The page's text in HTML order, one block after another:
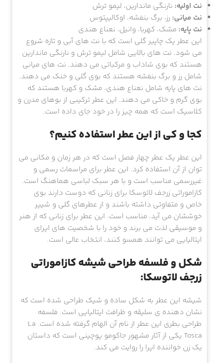
نت اولیه: نارنگی ماندارین، لیمو ترش
نت میانی: رز، برگ بنفشه، اوکالیپتوس
نت پایه: مشک، کهربا، وانیل، نعناع هندی
این عطر یک چاپیر گلی است که با نت های آبی و تازه شروع
می شود. نت های بالایی شامل لیمو ترش و نارنگی ماندارین
هستند که بوی شاداب و مرکباتی می دهند. نت های میانی
شامل رز و برگ بنفشه هستند که بوی گلی و خنک می دهند.
نت های پایه شامل نعناع هندی، مشک و کهربا هستند که
بوی گرم و خاکی می دهند. این عطر ترکیبی از بوهای مدرن و
کلاسیک است که همه چیز را در خود جای داده است.
کجا و کی از این عطر استفاده کنیم؟
این عطر یک عطر چهار فصل است که در هر زمان و مکانی می
توان از آن استفاده کرد. این عطر برای مراسمات رسمی و
غیررسمی مناسب است و با هر سبک لباسی هماهنگ است.
کازاموراتی زرجف لاتوسکا برای زنانی که دوست دارند بوی
خاص و متفاوتی داشته باشند و از عطرهای گلی و شیپر
خوششان می آید، مناسب است. این عطر برای زنانی که از هنر
و موسیقی لذت می برند و خود را با شخصیت های اپرای
ایتالیایی می توانند همسو کنند، انتخاب عالی است.
شکل و فلسفه طراحی شیشه کازاموراتی
زرجف لاتوسکا:
شیشه این عطر به شکل ساده و شیک طراحی شده است که
نشان دهنده ی سلیقه و ظرافت ایتالیایی است. فلسفه
طراحی بطری این عطر از نام آن الهام گرفته شده است. La
Tosca یکی از آثار مشهور جاکومو پوچینی است که داستان
یک زن خواننده اپرا را روایت می کند.